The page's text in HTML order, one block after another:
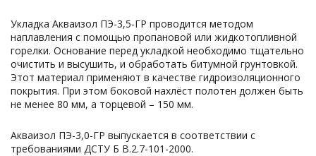
Укладка Акваизол ПЭ-3,5-ГР проводится методом
наплавления с помощью пропановой или жидкотопливной
горелки. Основание перед укладкой необходимо тщательно
очистить и высушить, и обработать битумной грунтовкой.
Этот материал применяют в качестве гидроизоляционного
покрытия. При этом боковой нахлёст полотен должен быть
не менее 80 мм, а торцевой – 150 мм.
Акваизол ПЭ-3,0-ГР выпускается в соответствии с
требованиями ДСТУ Б В.2.7-101-2000.